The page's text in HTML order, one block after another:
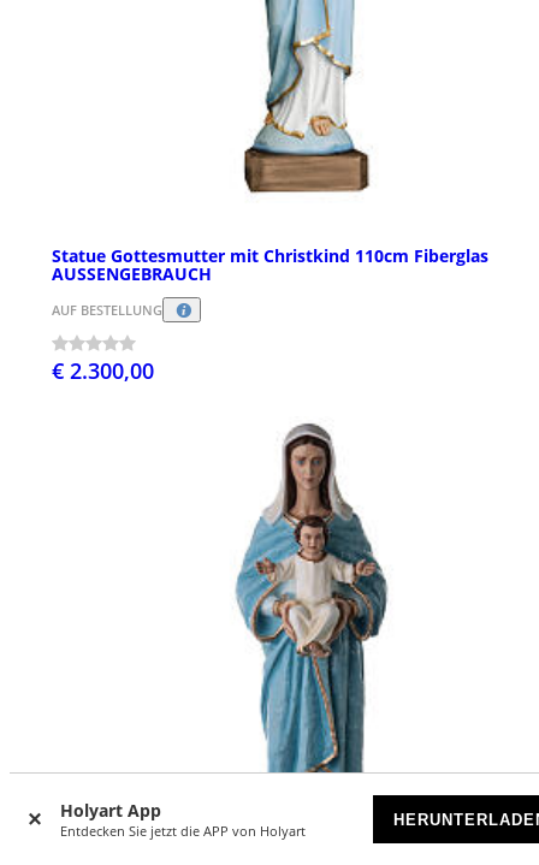
Holyart App
Entdecken Sie jetzt die APP von Holyart
Statue Gottesmutter mit Christkind 110cm Fiberglas
AUSSENGEBRAUCH
AUF BESTELLUNG
€ 2.300,00